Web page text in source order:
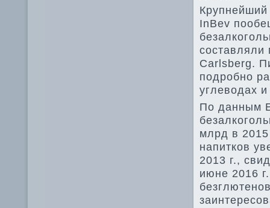
InBev
Carlsberg.
подробно
углеводах
По данным
млрд в
напитков
2013 г.,
июне 2016